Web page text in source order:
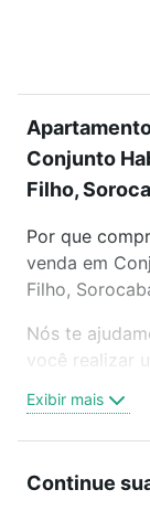
Conjunto
Filho,
Por que
venda em
Filho,
Nós te
você realizar
trabalho e do
oferta ideal
Sorocaba, SP
Exibir mais
Continue